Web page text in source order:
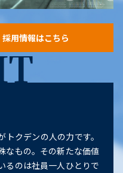
採用情報はこちら
クデンの人の力です。
なもの。その新たな価値
るのは社員一人ひとりで